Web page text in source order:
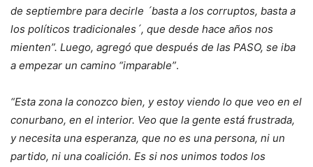
de septiembre para decirle ´basta a los corruptos, basta a
los políticos tradicionales´, que desde hace años nos
mienten”. Luego, agregó que después de las PASO, se iba
a empezar un camino “imparable”.
“Esta zona la conozco bien, y estoy viendo lo que veo en el
conurbano, en el interior. Veo que la gente está frustrada,
y necesita una esperanza, que no es una persona, ni un
partido, ni una coalición. Es si nos unimos todos los